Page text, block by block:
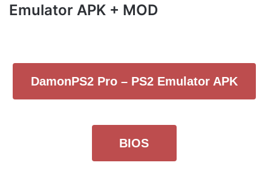
Emulator APK + MOD
DamonPS2 Pro – PS2 Emulator APK
BIOS